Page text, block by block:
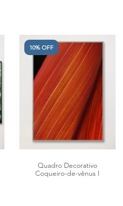
10% OFF
Quadro Decorativo
Coqueiro-de-vênus I